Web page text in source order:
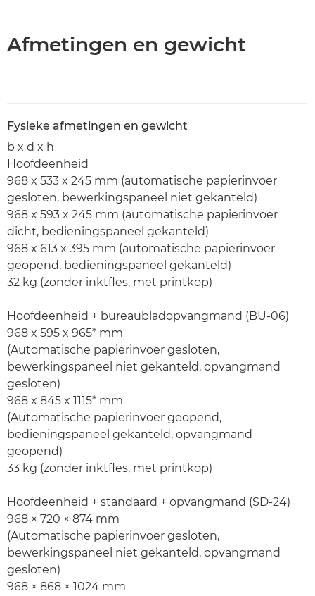
Afmetingen en gewicht
Fysieke afmetingen en gewicht
b x d x h
Hoofdeenheid
968 x 533 x 245 mm (automatische papierinvoer
gesloten, bewerkingspaneel niet gekanteld)
968 x 593 x 245 mm (automatische papierinvoer
dicht, bedieningspaneel gekanteld)
968 x 613 x 395 mm (automatische papierinvoer
geopend, bedieningspaneel gekanteld)
32 kg (zonder inktfles, met printkop)
Hoofdeenheid + bureaubladopvangmand (BU-06)
968 x 595 x 965* mm
(Automatische papierinvoer gesloten,
bewerkingspaneel niet gekanteld, opvangmand
gesloten)
968 x 845 x 1115* mm
(Automatische papierinvoer geopend,
bedieningspaneel gekanteld, opvangmand
geopend)
33 kg (zonder inktfles, met printkop)
Hoofdeenheid + standaard + opvangmand (SD-24)
968 × 720 × 874 mm
(Automatische papierinvoer gesloten,
bewerkingspaneel niet gekanteld, opvangmand
gesloten)
968 × 868 × 1024 mm